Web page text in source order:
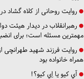
روایت روحانی از کلاه گشاد
رهبرانقلاب در دیدار
مهمترین مسئله است؛ برای
روایت فرزند شهید
همراه خانواده بود
آي كيو يا اِي كيو؟!